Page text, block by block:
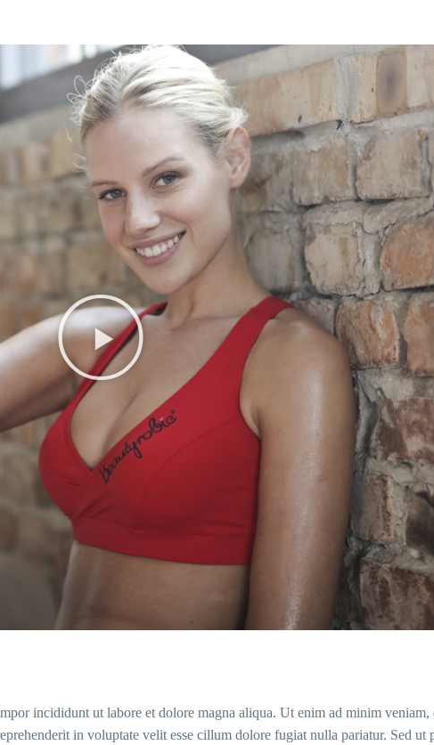
incididunt ut labore et dolore magna aliqua. Ut enim ad minim
in voluptate velit esse cillum dolore fugiat nulla pariatur. Sed ut